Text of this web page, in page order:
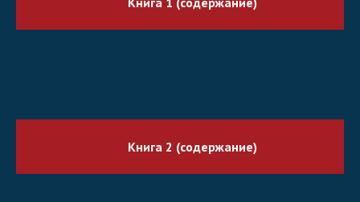
Книга 2 (содержание)